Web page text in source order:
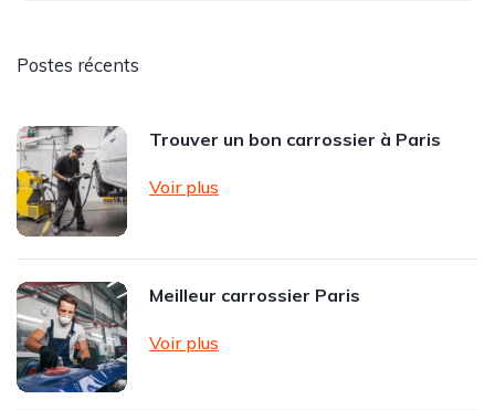
Postes récents
Trouver un bon carrossier à Paris
Voir plus
Meilleur carrossier Paris
Voir plus